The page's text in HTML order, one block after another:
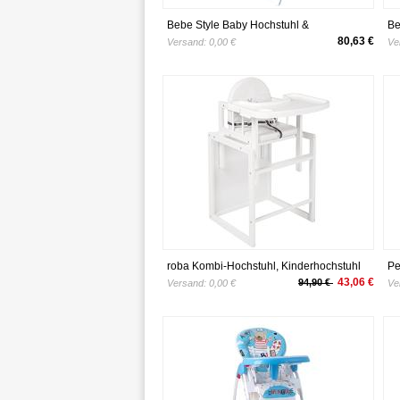
Bebe Style Baby Hochstuhl &
Kinderhochstuhl – Multifunktionaller
Versand: 0,00 € 80,63 €
roba Kombi-Hochstuhl, Kinderhochstuhl
mit Essbrett wandelbar zu Tisch & Stuhl,
Versand: 0,00 € 94,90 € 43,06 €